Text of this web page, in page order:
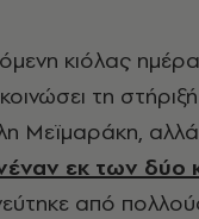
κιόλας
τη
Μεϊμαράκη,
εκ των δύο
από